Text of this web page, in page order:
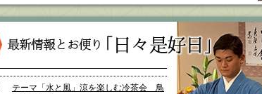
テーマ「水と風」涼を楽しむ冷茶会 鳥